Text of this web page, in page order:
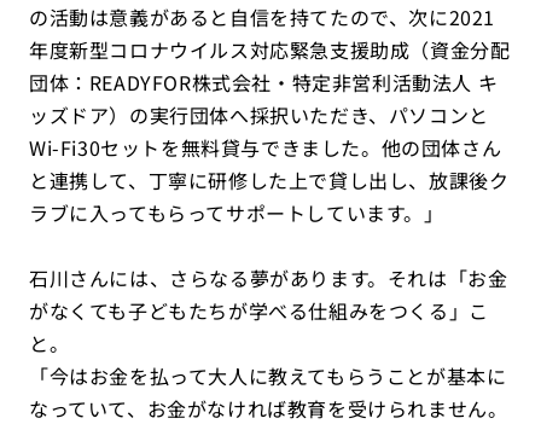
の活動は意義があると自信を持てたので、次に2021
年度新型コロナウイルス対応緊急支援助成（資金分配
団体：READYFOR株式会社・特定非営利活動法人 キ
ッズドア）の実行団体へ採択いただき、パソコンと
Wi-Fi30セットを無料貸与できました。他の団体さん
と連携して、丁寧に研修した上で貸し出し、放課後ク
ラブに入ってもらってサポートしています。」
石川さんには、さらなる夢があります。それは「お金
がなくても子どもたちが学べる仕組みをつくる」こ
と。
「今はお金を払って大人に教えてもらうことが基本に
なっていて、お金がなければ教育を受けられません。